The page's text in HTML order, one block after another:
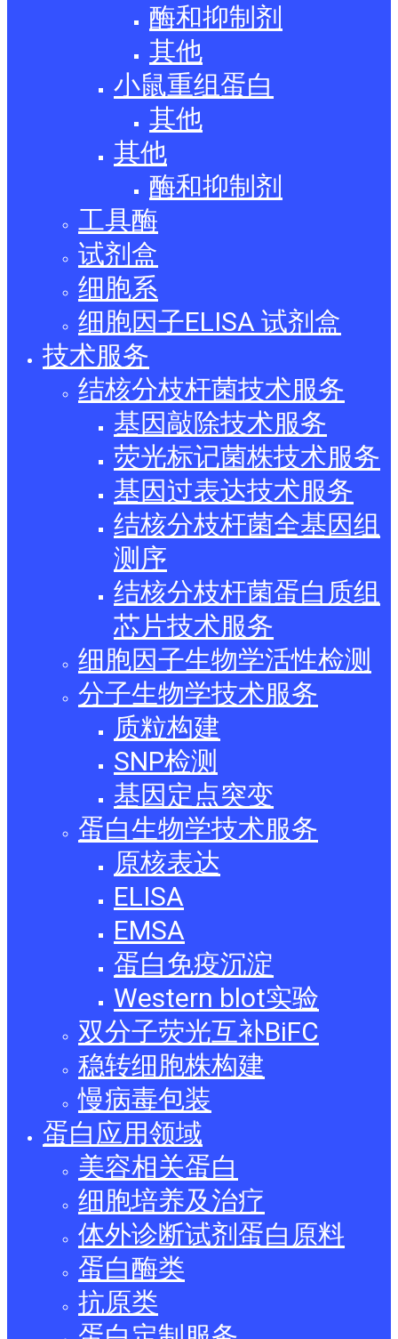
酶和抑制剂
其他
小鼠重组蛋白
其他
其他
酶和抑制剂
工具酶
试剂盒
细胞系
细胞因子ELISA 试剂盒
技术服务
结核分枝杆菌技术服务
基因敲除技术服务
荧光标记菌株技术服务
基因过表达技术服务
结核分枝杆菌全基因组
测序
结核分枝杆菌蛋白质组
芯片技术服务
细胞因子生物学活性检测
分子生物学技术服务
质粒构建
SNP检测
基因定点突变
蛋白生物学技术服务
原核表达
ELISA
EMSA
蛋白免疫沉淀
Western blot实验
双分子荧光互补BiFC
稳转细胞株构建
慢病毒包装
蛋白应用领域
美容相关蛋白
细胞培养及治疗
体外诊断试剂蛋白原料
蛋白酶类
抗原类